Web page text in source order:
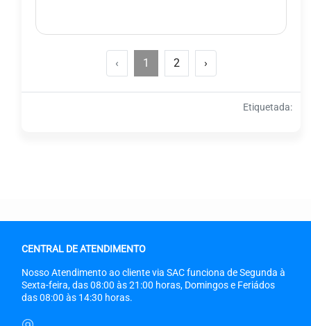
‹ 1 2 ›
Etiquetada:
CENTRAL DE ATENDIMENTO
Nosso Atendimento ao cliente via SAC funciona de Segunda à
Sexta-feira, das 08:00 às 21:00 horas, Domingos e Feriádos
das 08:00 às 14:30 horas.